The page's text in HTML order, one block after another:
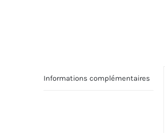
Informations complémentaires